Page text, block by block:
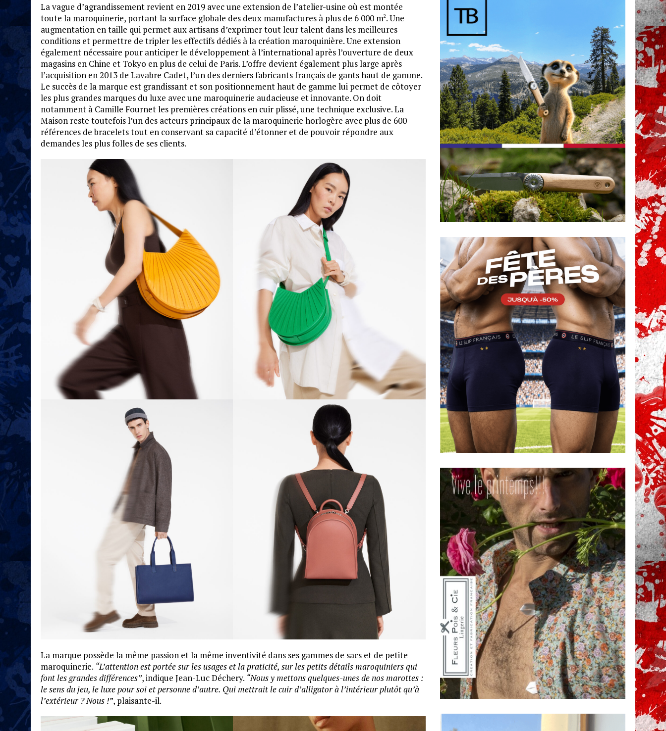
La vague d’agrandissement revient en 2019 avec une extension de l’atelier-usine où est montée
toute la maroquinerie, portant la surface globale des deux manufactures à plus de 6 000 m2. Une
augmentation en taille qui permet aux artisans d’exprimer tout leur talent dans les meilleures
conditions et permettre de tripler les effectifs dédiés à la création maroquinière. Une extension
également nécessaire pour anticiper le développement à l’international après l’ouverture de deux
magasins en Chine et Tokyo en plus de celui de Paris. L’offre devient également plus large après
l’acquisition en 2013 de Lavabre Cadet, l’un des derniers fabricants français de gants haut de gamme.
Le succès de la marque est grandissant et son positionnement haut de gamme lui permet de côtoyer
les plus grandes marques du luxe avec une maroquinerie audacieuse et innovante. On doit
notamment à Camille Fournet les premières créations en cuir plissé, une technique exclusive. La
Maison reste toutefois l’un des acteurs principaux de la maroquinerie horlogère avec plus de 600
références de bracelets tout en conservant sa capacité d’étonner et de pouvoir répondre aux
demandes les plus folles de ses clients.
La marque possède la même passion et la même inventivité dans ses gammes de sacs et de petite
maroquinerie. “L’attention est portée sur les usages et la praticité, sur les petits détails maroquiniers qui
font les grandes différences”, indique Jean-Luc Déchery. “Nous y mettons quelques-unes de nos marottes :
le sens du jeu, le luxe pour soi et personne d’autre. Qui mettrait le cuir d’alligator à l’intérieur plutôt qu’à
l’extérieur ? Nous !”, plaisante-il.